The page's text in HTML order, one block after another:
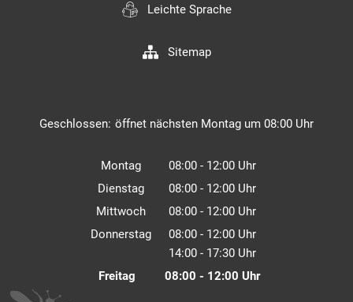
Leichte Sprache
Sitemap
Klicken, um weitere Öffnungs- oder Schließzeiten
Geschlossen: öffnet nächsten Montag um 08:00 Uhr
Montag 08:00- 12:00Uhr
Von 08:00 bis 12:00 Uhr
Dienstag 08:00- 12:00Uhr
Von 08:00 bis 12:00 Uhr
Mittwoch 08:00- 12:00Uhr
Von 08:00 bis 12:00 Uhr
Donnerstag 08:00- 12:00Uhr
Von 08:00 bis 12:00 Uhr
14:00- 17:30Uhr
Von 14:00 bis 17:30 Uhr
Freitag 08:00 - 12:00 Uhr